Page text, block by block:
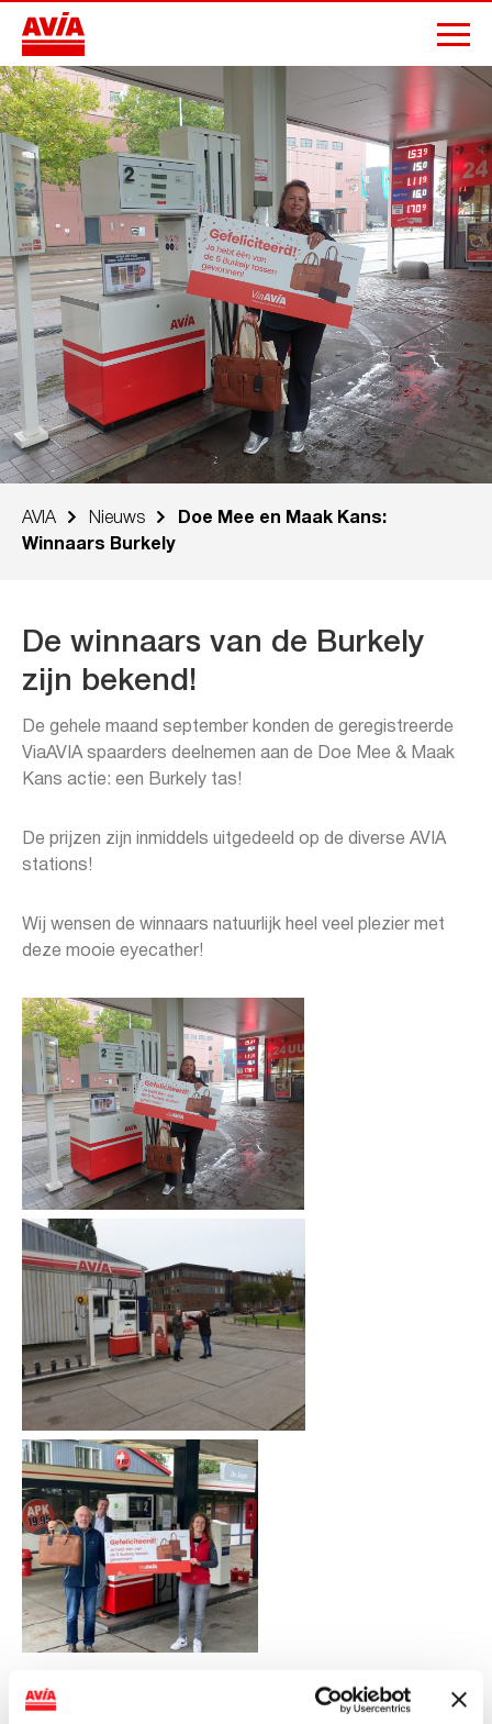
AVIA Nieuws
Doe Mee en Maak Kans:
Winnaars Burkely
De winnaars van de Burkely
zijn bekend!
De gehele maand september konden de geregistreerde
ViaAVIA spaarders deelnemen aan de Doe Mee & Maak
Kans actie: een Burkely tas!
De prijzen zijn inmiddels uitgedeeld op de diverse AVIA
stations!
Wij wensen de winnaars natuurlijk heel veel plezier met
deze mooie eyecather!